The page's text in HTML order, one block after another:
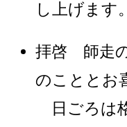
し上げます。
拝啓 師走
のこととお
日ごろは